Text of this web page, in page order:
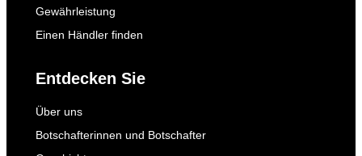
Gewährleistung
Einen Händler finden
Entdecken Sie
Über uns
Botschafterinnen und Botschafter